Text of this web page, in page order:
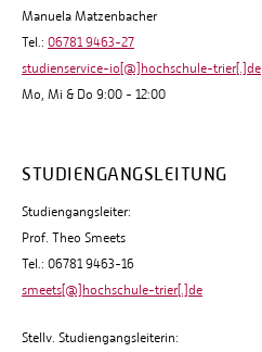
Manuela Matzenbacher
Tel.: 06781 9463-27
studienservice-io[@]hochschule-trier[.]de
Mo, Mi & Do 9:00 - 12:00
STUDIENGANGSLEITUNG
Studiengangsleiter:
Prof. Theo Smeets
Tel.: 06781 9463-16
smeets[@]hochschule-trier[.]de
Stellv. Studiengangsleiterin: